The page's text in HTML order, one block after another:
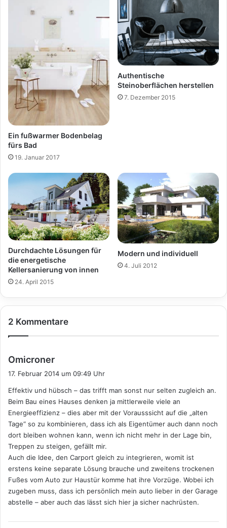
Ein fußwarmer Bodenbelag
fürs Bad
19. Januar 2017
Authentische
Steinoberflächen herstellen
7. Dezember 2015
Durchdachte Lösungen für
die energetische
Kellersanierung von innen
24. April 2015
Modern und individuell
4. Juli 2012
2 Kommentare
Omicroner
t
:
17. Februar 2014 um 09:49 Uhr
Effektiv und hübsch – das trifft man sonst nur selten zugleich an.
Beim Bau eines Hauses denken ja mittlerweile viele an
Energieeffizienz – dies aber mit der Vorausssicht auf die „alten
Tage“ so zu kombinieren, dass ich als Eigentümer auch dann noch
dort bleiben wohnen kann, wenn ich nicht mehr in der Lage bin,
Treppen zu steigen, gefällt mir.
Auch die Idee, den Carport gleich zu integrieren, womit ist
erstens keine separate Lösung brauche und zweitens trockenen
Fußes vom Auto zur Haustür komme hat ihre Vorzüge. Wobei ich
zugeben muss, dass ich persönlich mein auto lieber in der Garage
abstelle – aber auch das lässt sich hier ja sicher nachrüsten.